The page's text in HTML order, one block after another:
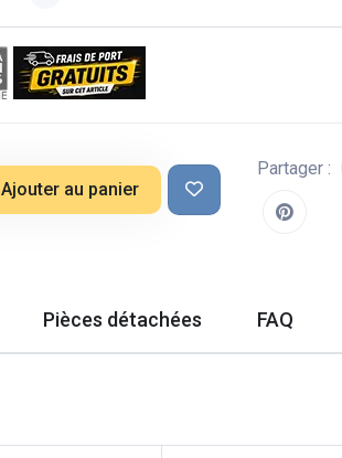
Ajouter au panier
Partager :
Pièces détachées FAQ